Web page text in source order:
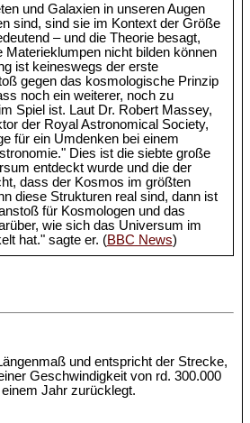
und Galaxien in unseren Augen
sind, sind sie im Kontext der Größe
– und die Theorie besagt,
nicht bilden können
ist keineswegs der erste
gegen das kosmologische Prinzip
noch ein weiterer, noch zu
Spiel ist. Laut Dr. Robert Massey,
der Royal Astronomical Society,
für ein Umdenken bei einem
Dies ist die siebte große
entdeckt wurde und die der
dass der Kosmos im größten
diese Strukturen real sind, dann ist
für Kosmologen und das
wie sich das Universum im
hat." sagte er. (BBC News)
und entspricht der Strecke,
Geschwindigkeit von rd. 300.000
Jahr zurücklegt.